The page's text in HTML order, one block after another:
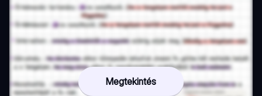
Megtekintés